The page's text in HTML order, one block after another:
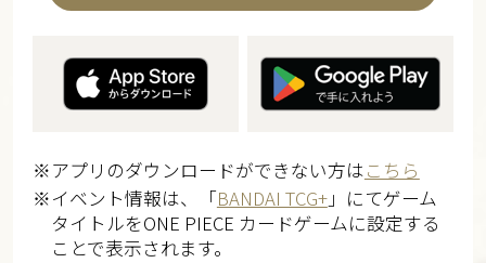
※アプリのダウンロードができない方はこちら
※イベント情報は、「BANDAI TCG+」にてゲーム
タイトルをONE PIECE カードゲームに設定する
ことで表示されます。